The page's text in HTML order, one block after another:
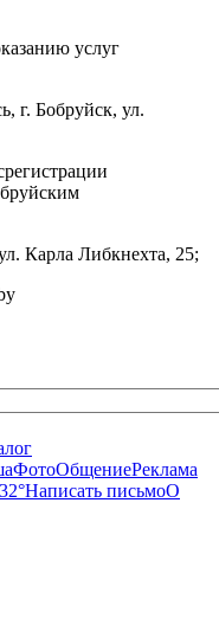
услуг
г. Бобруйск, ул.
Карла Либкнехта, 25;
ФотоОбщениеРеклама
32°Написать письмоО